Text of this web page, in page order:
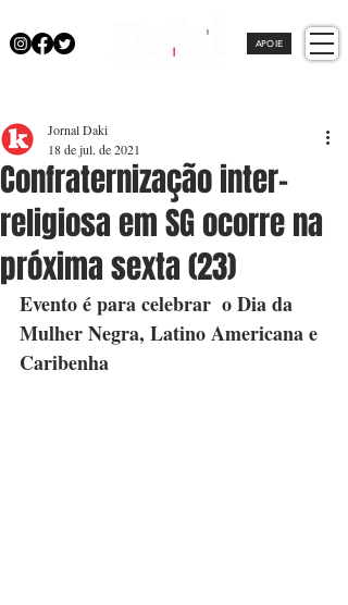
APOIE
Confraternização inter-
religiosa em SG ocorre na
próxima sexta (23)
Jornal Daki
18 de jul. de 2021
Evento é para celebrar  o Dia da
Mulher Negra, Latino Americana e
Caribenha